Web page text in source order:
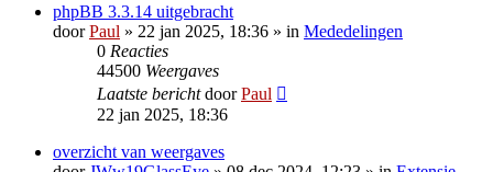
phpBB 3.3.14 uitgebracht
doorPaul » 22 jan 2025, 18:36 » in Mededelingen
0 Reacties
44500 Weergaves
Laatste berichtdoorPaul
22 jan 2025, 18:36
overzicht van weergaves